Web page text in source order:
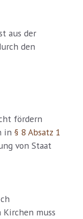
aus der
den
fördern
in § 8 Absatz 1
von Staat
muss